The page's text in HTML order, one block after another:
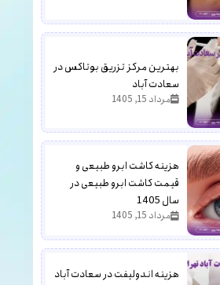
بهترین مرکز تزریق بوتاکس در
سعادت آباد
مرداد 15, 1405
هزینه کاشت ابرو طبیعی و
قیمت کاشت ابرو طبیعی در
سال 1405
مرداد 15, 1405
هزینه اندولیفت در سعادت آباد